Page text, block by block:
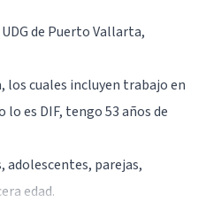
de Puerto Vallarta,
los cuales incluyen trabajo en
es DIF, tengo 53 años de
adolescentes, parejas,
edad.